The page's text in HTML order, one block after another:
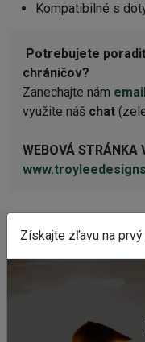
Kompatibilné s
Potrebujete
chráničov?
Zanechajte nám email
využite náš chat
WEBOVÁ STRÁNKA
POSLEDNÉ PRIDANÉ
Predné
74,95 €
Získajte zľavu na prvý